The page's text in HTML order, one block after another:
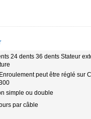
24 dents 36 dents Stateur
peut être réglé sur
simple ou double
par câble